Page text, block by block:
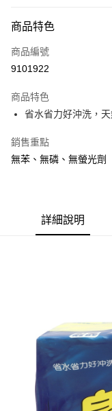
LINE Pay
Apple Pay
悠遊付
AFTEE先享後付
１．簡單：不需註冊會員
２．便利：只要手機號碼
３．收到繳費通知簡訊後
ATM／網路銀行／等多
※ 請注意：結帳手續完成
購買商品的店家。未經商
後付繳納相關費用。
※ 交易是否成功請以「
是否繳費成功／繳費後需
客戶支援中心」
https://
7-11取貨付款
每筆NT$60，滿
付款後7-11取貨
每筆NT$60，滿
商品特色
商品編號
9101922
商品特色
省水省力好沖洗，
銷售重點
無苯、無磷、無螢光劑
詳細說明